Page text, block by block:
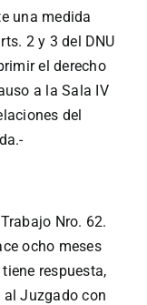
una medida
2 y 3 del DNU
el derecho
a la Sala IV
del
Nro. 62.
ocho meses
respuesta,
Juzgado con